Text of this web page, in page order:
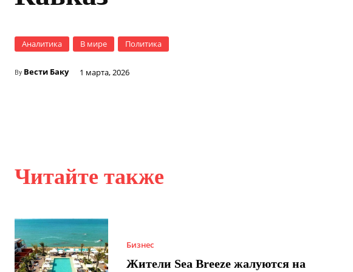
Аналитика В мире Политика
By Вести Баку 1 марта, 2026
Читайте также
Бизнес
Жители Sea Breeze жалуются на